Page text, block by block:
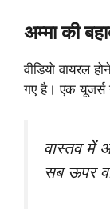
अम्मा की
वीडियो वायरल
गए है। एक यूजर्स
वास्तव में
सब ऊपर